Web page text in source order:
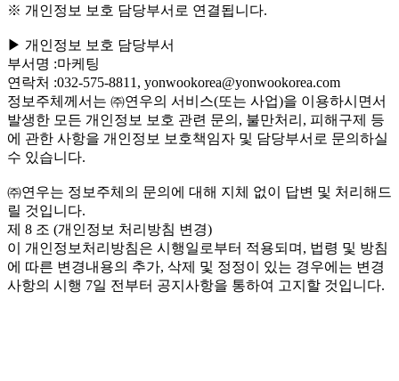
※ 개인정보 보호 담당부서로 연결됩니다.
▶ 개인정보 보호 담당부서
부서명 :마케팅
연락처 :032-575-8811, yonwookorea@yonwookorea.com
정보주체께서는 ㈜연우의 서비스(또는 사업)을 이용하시면서
발생한 모든 개인정보 보호 관련 문의, 불만처리, 피해구제 등
에 관한 사항을 개인정보 보호책임자 및 담당부서로 문의하실
수 있습니다.
㈜연우는 정보주체의 문의에 대해 지체 없이 답변 및 처리해드
릴 것입니다.
제 8 조 (개인정보 처리방침 변경)
이 개인정보처리방침은 시행일로부터 적용되며, 법령 및 방침
에 따른 변경내용의 추가, 삭제 및 정정이 있는 경우에는 변경
사항의 시행 7일 전부터 공지사항을 통하여 고지할 것입니다.